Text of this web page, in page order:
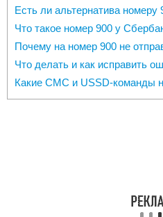
Есть ли альтернатива номеру
Что такое номер 900 у
Почему на номер 900 не
Что делать и как исправить
Какие СМС и USSD-команды